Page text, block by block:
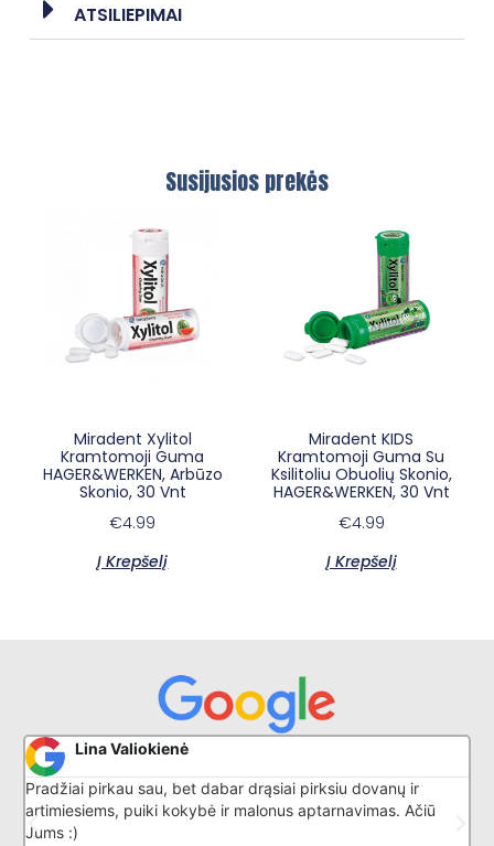
ATSILIEPIMAI
Susijusios prekės
Miradent Xylitol
Kramtomoji Guma
HAGER&WERKEN, Arbūzo
Skonio, 30 Vnt
€4.99
Į Krepšelį
Miradent KIDS
Kramtomoji Guma Su
Ksilitoliu Obuolių Skonio,
HAGER&WERKEN, 30 Vnt
€4.99
Į Krepšelį
drąsiai pirksiu dovanų ir
ir malonus aptarnavimas. Ačiū
Puikiai išmano savo darbą,
E-sypsena DI odontologas